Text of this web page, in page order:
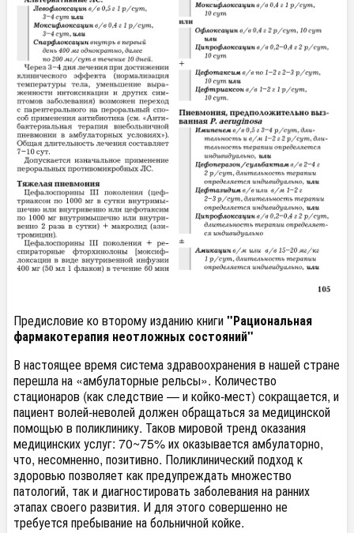
Предисловие ко второму изданию книги"Рациональная
фармакотерапия неотложных состояний"
В настоящее время система здравоохранения в нашей стране
перешла на «амбулаторные рельсы». Количество
стационаров (как следствие — и койко-мест) сокращается, и
пациент волей-неволей должен обращаться за медицинской
помощью в поликлинику. Таков мировой тренд оказания
медицинских услуг: 70~75% их оказывается амбулаторно,
что, несомненно, позитивно. Поликлинический подход к
здоровью позволяет как предупреждать множество
патологий, так и диагностировать заболевания на ранних
этапах своего развития. И для этого совершенно не
требуется пребывание на больничной койке.